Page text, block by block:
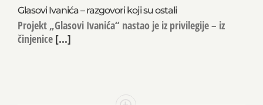
Glasovi Ivanića – razgovori koji su ostali
Projekt „Glasovi Ivanića“ nastao je iz privilegije – iz
činjenice [...]